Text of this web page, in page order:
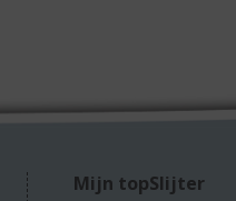
Mijn topSlijter